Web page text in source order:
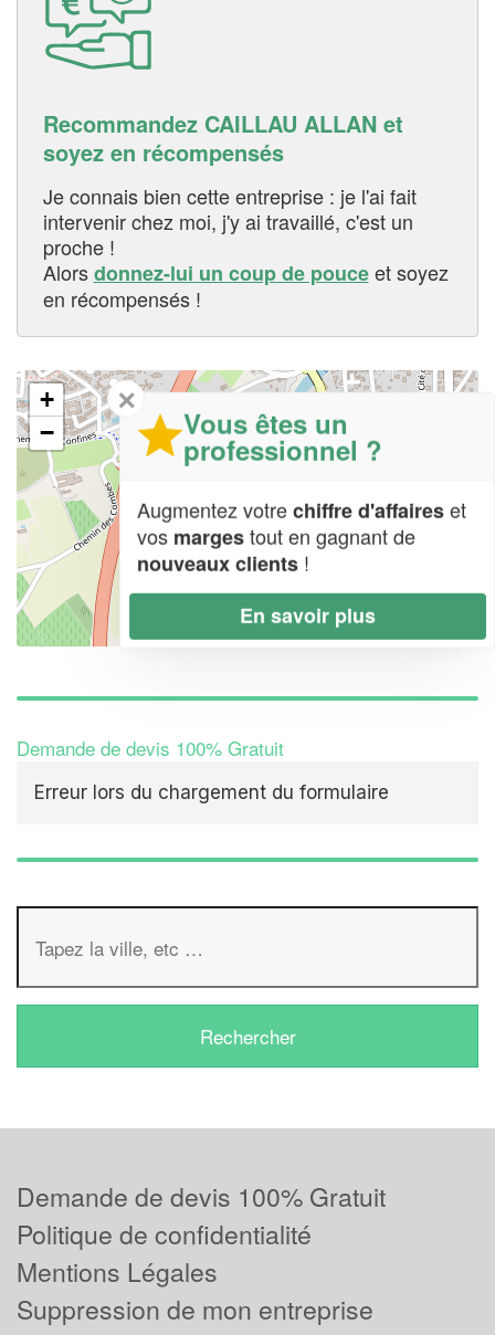
Recommandez CAILLAU ALLAN et
soyez en récompensés
Je connais bien cette entreprise : je l'ai fait
intervenir chez moi, j'y ai travaillé, c'est un
proche !
Alorsdonnez-lui un coup de pouceet soyez
en récompensés !
+
−
Leaflet| Map data ©OpenStreetMap contributors,CC-BY-SA
Demande de devis 100% Gratuit
Erreur lors du chargement du formulaire
✕
Vous êtes un
professionnel ?
Augmentez votrechiffre d'affaireset
vos margestout en gagnant de
nouveaux clients !
En savoir plus
Demande de devis 100% Gratuit
Politique de confidentialité
Mentions Légales
Suppression de mon entreprise